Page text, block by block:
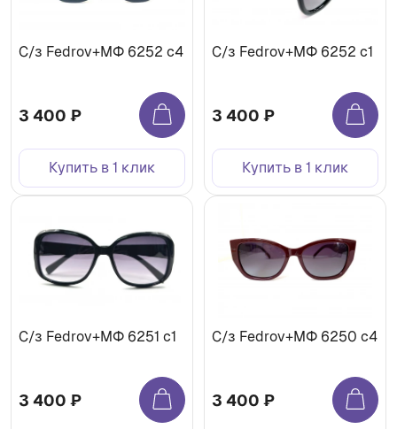
С/з Fedrov+МФ 6252 c4
3 400 ₽
Купить в 1 клик
С/з Fedrov+МФ 6252 c1
3 400 ₽
Купить в 1 клик
С/з Fedrov+МФ 6251 c1
3 400 ₽
С/з Fedrov+МФ 6250 c4
3 400 ₽